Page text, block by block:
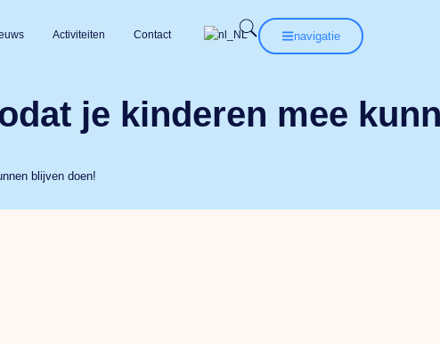
Activiteiten Contact navigatie
je kinderen mee
blijven doen!